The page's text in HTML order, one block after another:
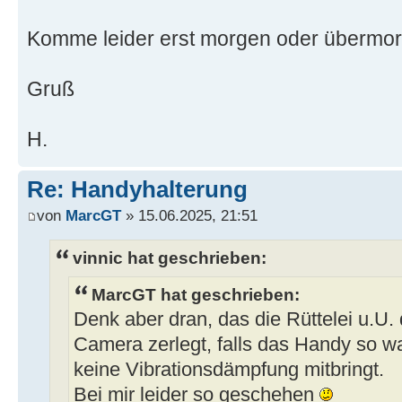
Komme leider erst morgen oder
Gruß
H.
Re: Handyhalterung
von MarcGT» 15.06.2025, 21:51
vinnic hat geschrieben:
MarcGT hat geschrieben:
Denk aber dran, das die Rüttelei
Camera zerlegt, falls das Handy so
keine Vibrationsdämpfung mitbringt.
Bei mir leider so geschehen